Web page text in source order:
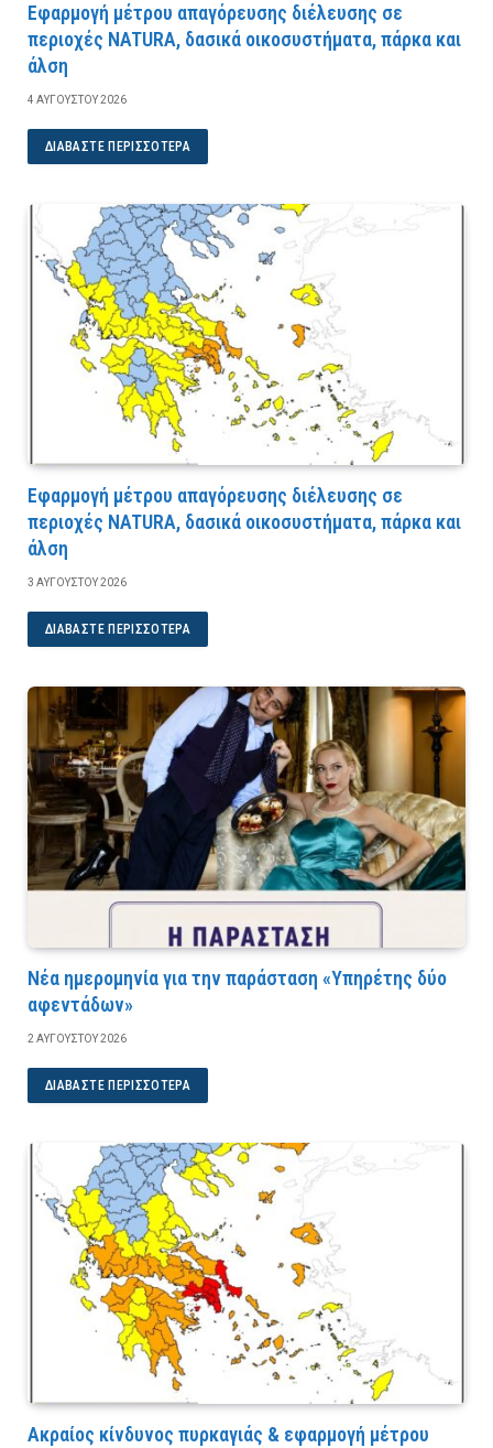
Εφαρμογή μέτρου απαγόρευσης διέλευσης σε
περιοχές NATURA, δασικά οικοσυστήματα, πάρκα και
άλση
4 ΑΥΓΟΎΣΤΟΥ 2026
ΔΙΑΒΆΣΤΕ ΠΕΡΙΣΣΌΤΕΡΑ
Εφαρμογή μέτρου απαγόρευσης διέλευσης σε
περιοχές NATURA, δασικά οικοσυστήματα, πάρκα και
άλση
3 ΑΥΓΟΎΣΤΟΥ 2026
ΔΙΑΒΆΣΤΕ ΠΕΡΙΣΣΌΤΕΡΑ
Νέα ημερομηνία για την παράσταση «Υπηρέτης δύο
αφεντάδων»
2 ΑΥΓΟΎΣΤΟΥ 2026
ΔΙΑΒΆΣΤΕ ΠΕΡΙΣΣΌΤΕΡΑ
Ακραίος κίνδυνος πυρκαγιάς & εφαρμογή μέτρου